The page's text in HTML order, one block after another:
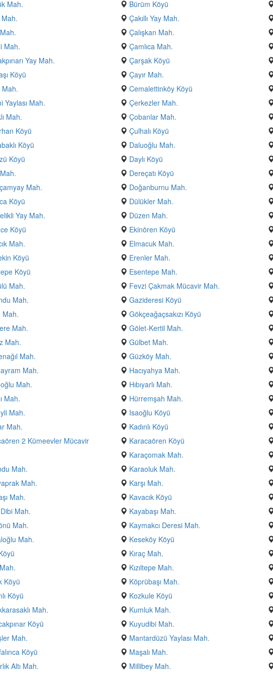
Mah. Bürüm Köyü
Çakıllı Yay Mah.
Çalışkan Mah.
Mah.
Çamlıca Mah.
Yay Mah.
Çarşak Köyü
Köyü
Çayır Mah.
Cemalettinköy Köyü
Yaylası Mah.
Çerkezler Mah.
Mah.
Çobanlar Mah.
Köyü
Çulhalı Köyü
Köyü
Daluoğlu Mah.
Köyü
Daylı Köyü
Dereçatı Köyü
Mah.
Doğanburnu Mah.
Köyü
Dülükler Mah.
Yay Mah.
Düzen Mah.
Köyü
Ekinören Köyü
Mah.
Elmacuk Mah.
Köyü
Erenler Mah.
Köyü
Esentepe Mah.
Mah.
Fevzi Çakmak Mücavir Mah.
Mah.
Gazideresi Köyü
Mah.
Gökçeağaçsakızı Köyü
Mah.
Gölet-Kertil Mah.
Mah.
Gülbet Mah.
Mah.
Güzköy Mah.
Mah.
Hacıyahya Mah.
Mah.
Hıbıyarlı Mah.
Mah.
Hürremşah Mah.
Mah.
Isaoğlu Köyü
Mah.
Kadınlı Köyü
2 Kümeevler Mücavir
Karacaören Köyü
Karaçomak Mah.
Mah.
Karaoluk Mah.
Mah.
Karşı Mah.
Mah.
Kavacık Köyü
Mah.
Kayabaşı Mah.
Mah.
Kaymakcı Deresi Mah.
Mah.
Keseköy Köyü
Kıraç Mah.
Kızıltepe Mah.
Köyü
Köprübaşı Mah.
Köyü
Kozkule Köyü
Mah.
Kumluk Mah.
Köyü
Kuyudibi Mah.
Mah.
Mantardüzü Yaylası Mah.
Köyü
Maşalı Mah.
Altı Mah.
Millibey Mah.